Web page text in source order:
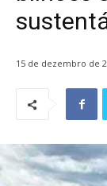
15 de dezembro de